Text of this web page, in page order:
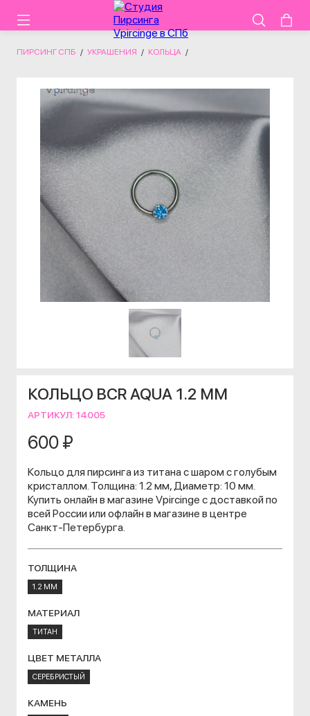
ПИРСИНГ СПБ / УКРАШЕНИЯ / КОЛЬЦА /
КОЛЬЦО BCR AQUA 1.2 ММ
АРТИКУЛ:14005
600 ₽
Кольцо для пирсинга из титана с шаром с голубым
кристаллом. Толщина: 1.2 мм, Диаметр: 10 мм.
Купить онлайн в магазине Vpircinge с доставкой по
всей России или офлайн в магазине в центре
Санкт-Петербурга.
ТОЛЩИНА
1.2 ММ
МАТЕРИАЛ
ТИТАН
ЦВЕТ МЕТАЛЛА
СЕРЕБРИСТЫЙ
КАМЕНЬ